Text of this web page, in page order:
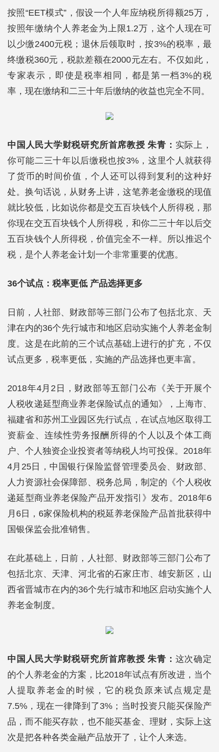
按照“EET模式”，假设一个人年应纳税所得额25万，
按照年缴纳个人养老金为上限1.2万，这个人现在可
以少缴2400元税；退休后领取时，按3%的税率，最
终缴税360元，税款差额在2000元左右。不仅如此，
专家表示，即使是税率相同，都是第一档3%的税
率，现在缴纳和二三十年后缴纳的收益也完全不同。
中国人民大学财税研究所首席教授 朱青： 实际上，
你可能二三十年以后缴税也按3%，这里个人就获得
了货币的时间价值，个人还可以得到复利的这种好
处。换句话说，从财务上讲，这笔养老金缴税的现值
就比较低，比如说你都是交五百块钱个人所得税，那
你现在交五百块钱个人所得税，和你二三十年以后交
五百块钱个人所得税，价值完全不一样。所以推迟个
税，是个人养老金计划一个非常重要的优惠。
36个试点：税率更低 产品选择更多
日前，人社部、财政部等三部门公布了包括北京、天
津在内的36个先行城市和地区启动实施个人养老金制
度。这是在此前的三个试点基础上进行的扩充，不仅
试点更多，税率更低，实施的产品选择也更丰富。
2018年4月2日，财政部等五部门公布《关于开展个
人税收递延型商业养老保险试点的通知》，上海市、
福建省和苏州工业园区先行试点，在试点地区取得工
资薪金、连续性劳务报酬所得的个人以及个体工商
户、个人独资企业投资者等纳税人均可投保。2018年
4月25日，中国银行保险监督管理委员会、财政部、
人力资源社会保障部、税务总局，制定的《个人税收
递延型商业养老保险产品开发指引》发布。2018年6
月6日，6家保险机构的税延养老保险产品首批获得中
国银保监会批准销售。
在此基础上，日前，人社部、财政部等三部门公布了
包括北京、天津、河北省的石家庄市、雄安新区，山
西省晋城市在内的36个先行城市和地区启动实施个人
养老金制度。
中国人民大学财税研究所首席教授 朱青： 这次确定
的个人养老金的方案，比2018年试点有所改进，当个
人提取养老金的时候，它的税负原来试点规定是
7.5%，现在一律降到了3%；当时投资只能买保险产
品，而不能买存款，也不能买基金、理财，实际上这
次是把各种各类金融产品放开了，让个人来选。